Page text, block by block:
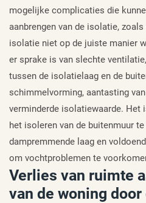
mogelijke complicaties die
aanbrengen van de isolatie,
isolatie niet op de juiste manier
er sprake is van slechte
tussen de isolatielaag en de
schimmelvorming, aantasting
verminderde isolatiewaarde. Het
het isoleren van de buitenmuur
dampremmende laag en
om vochtproblemen te
Verlies van ruimte
van de woning